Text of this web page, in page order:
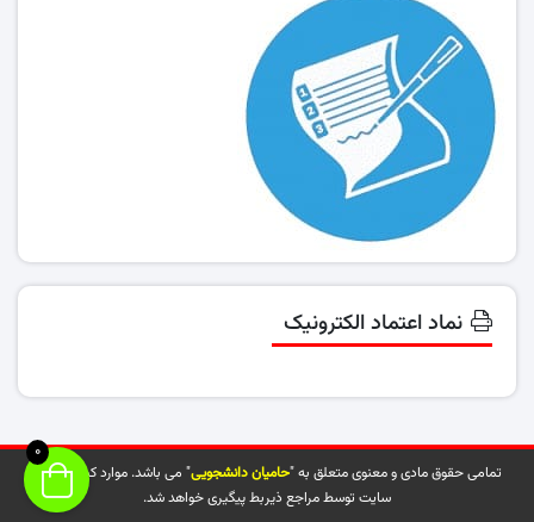
نماد اعتماد الکترونیک
تمامی حقوق مادی و معنوی متعلق به "حامیان دانشجویی" می باشد. موارد کپی شده از
سایت توسط مراجع ذیربط پیگیری خواهد شد.
0